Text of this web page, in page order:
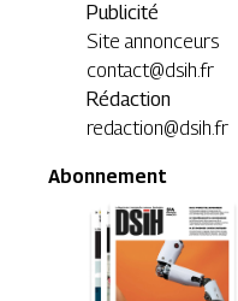
Publicité
Site annonceurs
contact@dsih.fr
Rédaction
redaction@dsih.fr
Abonnement